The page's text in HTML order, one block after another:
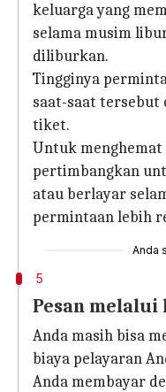
keluarga yang
selama musim
diliburkan.
Tingginya
saat-saat tersebut
tiket.
Untuk menghemat
pertimbangkan
atau berlayar
permintaan lebih
Anda
5
Pesan
Anda masih bisa
biaya pelayaran
Anda membayar